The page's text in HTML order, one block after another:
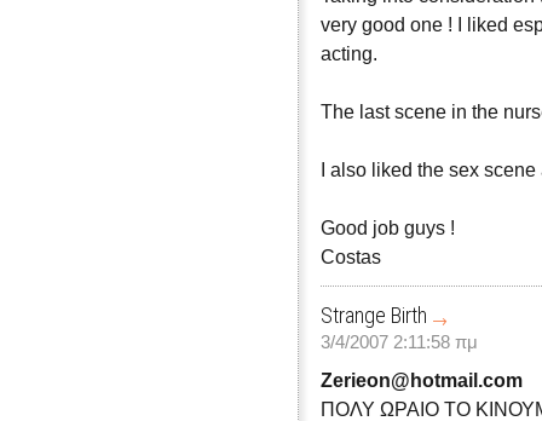
very good one ! I liked
acting.
The last scene in the
I also liked the sex
Good job guys !
Costas
Strange Birth
3/4/2007 2:11:58 πμ
Zerieon@hotmail.com
ΠΟΛΥ ΩΡΑΙΟ ΤΟ